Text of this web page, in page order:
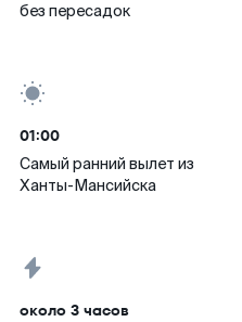
без пересадок
01:00
Самый ранний вылет из
Ханты-Мансийска
около 3 часов